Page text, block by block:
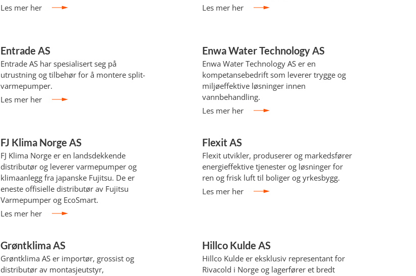
Les mer her
Les mer her
Entrade AS
Entrade AS har spesialisert seg på
utrustning og tilbehør for å montere split-
varmepumper.
Les mer her
Enwa Water Technology AS
Enwa Water Technology AS er en
kompetansebedrift som leverer trygge og
miljøeffektive løsninger innen
vannbehandling.
Les mer her
FJ Klima Norge AS
FJ Klima Norge er en landsdekkende
distributør og leverer varmepumper og
klimaanlegg fra japanske Fujitsu. De er
eneste offisielle distributør av Fujitsu
Varmepumper og EcoSmart.
Les mer her
Flexit AS
Flexit utvikler, produserer og markedsfører
energieffektive tjenester og løsninger for
ren og frisk luft til boliger og yrkesbygg.
Les mer her
Grøntklima AS
Grøntklima AS er importør, grossist og
distributør av montasjeutstyr,
Hillco Kulde AS
Hillco Kulde er eksklusiv representant for
Rivacold i Norge og lagerfører et bredt